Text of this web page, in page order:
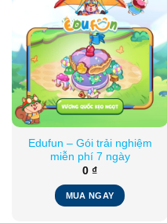
Edufun – Gói trải nghiệm
miễn phí 7 ngày
0 ₫
MUA NGAY